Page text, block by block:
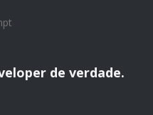
de verdade.